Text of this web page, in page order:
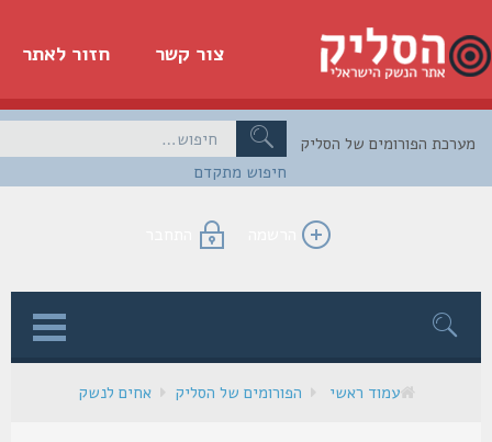
חזור לאתר צור קשר
חיפוש מתקדם
הפורומים של הסליק
הרשמה התחבר
עמוד ראשי הפורומים של הסליק אחים לנשק